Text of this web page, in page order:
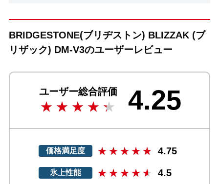
BRIDGESTONE(ブリヂストン) BLIZZAK (ブ
リザック) DM-V3のユーザーレビュー
ユーザー総合評価 4.25
価格満足度 4.75
氷上性能 4.5